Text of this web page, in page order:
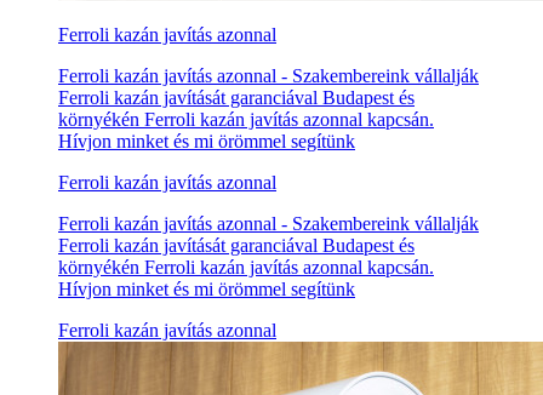
Ferroli kazán javítás azonnal
Ferroli kazán javítás azonnal - Szakembereink vállalják
Ferroli kazán javítását garanciával Budapest és
környékén Ferroli kazán javítás azonnal kapcsán.
Hívjon minket és mi örömmel segítünk
Ferroli kazán javítás azonnal
Ferroli kazán javítás azonnal - Szakembereink vállalják
Ferroli kazán javítását garanciával Budapest és
környékén Ferroli kazán javítás azonnal kapcsán.
Hívjon minket és mi örömmel segítünk
Ferroli kazán javítás azonnal